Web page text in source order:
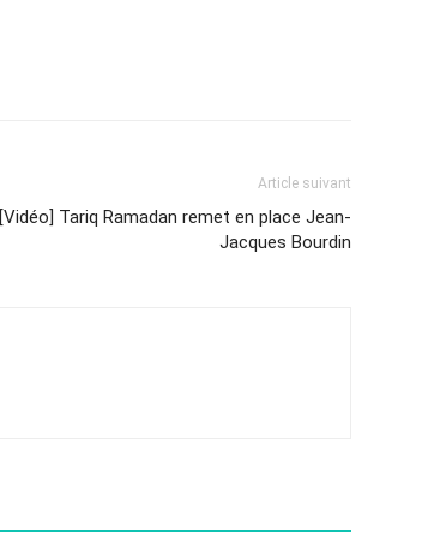
Article suivant
[Vidéo] Tariq Ramadan remet en place Jean-
Jacques Bourdin